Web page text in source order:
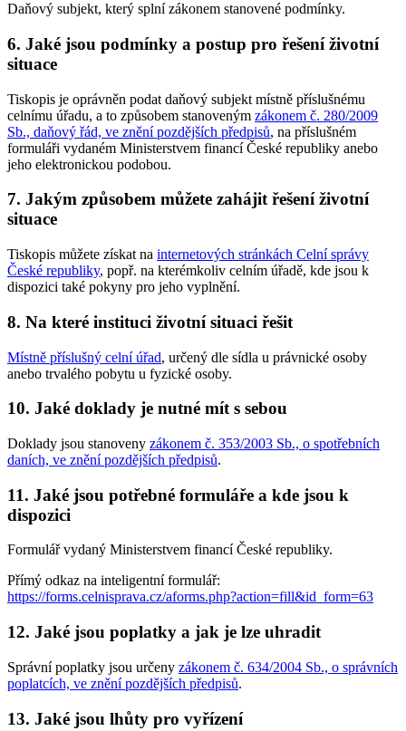
Daňový subjekt, který splní zákonem stanovené podmínky.
6. Jaké jsou podmínky a postup pro řešení životní
situace
Tiskopis je oprávněn podat daňový subjekt místně příslušnému
celnímu úřadu, a to způsobem stanoveným zákonem č. 280/2009
Sb., daňový řád, ve znění pozdějších předpisů, na příslušném
formuláři vydaném Ministerstvem financí České republiky anebo
jeho elektronickou podobou.
7. Jakým způsobem můžete zahájit řešení životní
situace
Tiskopis můžete získat na internetových stránkách Celní správy
České republiky, popř. na kterémkoliv celním úřadě, kde jsou k
dispozici také pokyny pro jeho vyplnění.
8. Na které instituci životní situaci řešit
Místně příslušný celní úřad, určený dle sídla u právnické osoby
anebo trvalého pobytu u fyzické osoby.
10. Jaké doklady je nutné mít s sebou
Doklady jsou stanoveny zákonem č. 353/2003 Sb., o spotřebních
daních, ve znění pozdějších předpisů.
11. Jaké jsou potřebné formuláře a kde jsou k
dispozici
Formulář vydaný Ministerstvem financí České republiky.
Přímý odkaz na inteligentní formulář:
https://forms.celnisprava.cz/aforms.php?action=fill&id_form=63
12. Jaké jsou poplatky a jak je lze uhradit
Správní poplatky jsou určeny zákonem č. 634/2004 Sb., o správních
poplatcích, ve znění pozdějších předpisů.
13. Jaké jsou lhůty pro vyřízení